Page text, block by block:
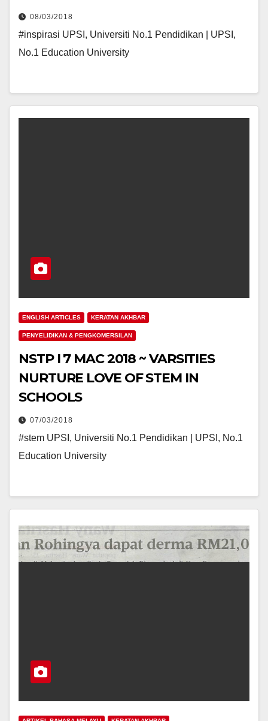
08/03/2018
#inspirasi UPSI, Universiti No.1 Pendidikan | UPSI,
No.1 Education University
ENGLISH ARTICLES KERATAN AKHBAR
PENYELIDIKAN & PENGKOMERSILAN
NSTP I 7 MAC 2018 ~ VARSITIES
NURTURE LOVE OF STEM IN
SCHOOLS
07/03/2018
#stem UPSI, Universiti No.1 Pendidikan | UPSI, No.1
Education University